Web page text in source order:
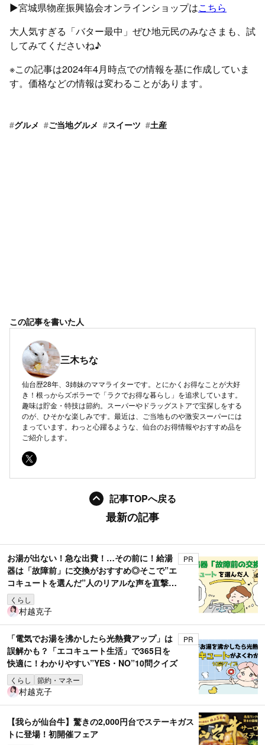
▶︎宮城県物産振興協会オンラインショップはこちら
大人気すぎる「バター最中」ぜひ地元民のみなさまも、試
してみてくださいね♪
※この記事は2024年4月時点での情報を基に作成していま
す。価格などの情報は変わることがあります。
#グルメ #ご当地グルメ #スイーツ #土産
この記事を書いた人
三木ちな
仙台歴28年、3姉妹のママライターです。とにかくお得なことが大好
き！根っからズボラーで「ラクでお得な暮らし」を追求しています。
趣味は貯金・特技は節約。スーパーやドラッグストアで宝探しをする
のが、ひそかな楽しみです。最近は、ご当地ものや激安スーパーには
まっています。わっと心躍るような、仙台のお得情報やおすすめ品を
ご紹介します。
記事TOPへ戻る
最新の記事
お湯が出ない！急な出費！…その前に！給湯
器は「故障前」に交換がおすすめ◎そこで”エ
コキュートを選んだ”人のリアルな声を直撃取
材！
くらし
PR
村越克子
「電気でお湯を沸かしたら光熱費アップ」は
誤解かも？「エコキュート生活」で365日を
快適に！わかりやすい”YES・NO”10問クイズ
くらし 節約・マネー
PR
村越克子
【我らが仙台牛】驚きの2,000円台でステーキガス
トに登場！初開催フェア